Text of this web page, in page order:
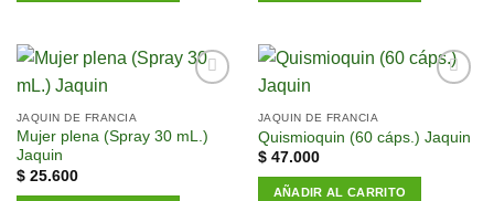
lista de
deseos
JAQUIN DE FRANCIA
Mujer plena (Spray 30 mL.)
Jaquin
$25.600
lista de
deseos
JAQUIN DE FRANCIA
Quismioquin (60 cáps.) Jaquin
$47.000
AÑADIR AL CARRITO